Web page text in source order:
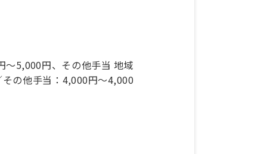
～5,000円、その他手当 地域
の他手当：4,000円～4,000